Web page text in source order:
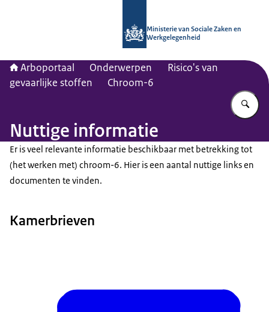
Ministerie van Sociale Zaken en
Werkgelegenheid
Arboportaal Onderwerpen
Risico's van
gevaarlijke stoffen
Chroom-6
Nuttige informatie
Er is veel relevante informatie beschikbaar met betrekking tot
(het werken met) chroom-6. Hier is een aantal nuttige links en
documenten te vinden.
Kamerbrieven